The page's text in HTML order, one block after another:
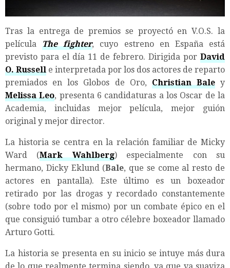
Tras la entrega de premios se proyectó en V.O.S. la
películaThe fighter, cuyo estreno en España está
previsto para el día 11 de febrero. Dirigida por David
O. Russell e interpretada por los dos actores de reparto
premiados en los Globos de Oro, Christian Baley
Melissa Leo, presenta 6 candidaturas a los Oscar de la
Academia, incluidas mejor película, mejor guión
original y mejor director.
La historia se centra en la relación familiar de Micky
Ward (Mark Wahlberg) especialmente con su
hermano, Dicky Eklund (Bale, que se come al resto de
actores en pantalla). Este último es un boxeador
retirado por las drogas y recordado constantemente
(sobre todo por el mismo) por un combate épico en el
que consiguió tumbar a otro célebre boxeador llamado
Arturo Gotti.
La historia se presenta en su inicio se intuye más dura